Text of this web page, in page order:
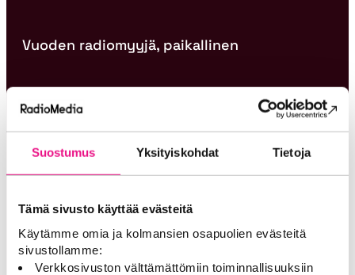
Suostumus Yksityiskohdat Tietoja
Tämä sivusto käyttää evästeitä
Käytämme omia ja kolmansien osapuolien evästeitä
sivustollamme:
Verkkosivuston välttämättömiin toiminnallisuuksiin
Vuoden radiomyyjä, paikallinen
Vuoden radiomyyntitiimi, valtakunnallinen
Sanoma Media Finland valtakunnallinen myyntitiimi
Vuoden radiomyyntitiimi, paikallinen